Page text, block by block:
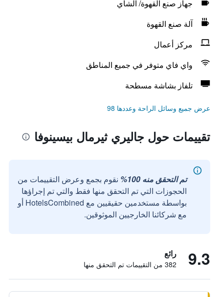
جهاز صنع القهوة/ الشاي
آلة صنع القهوة
مركز أعمال
واي فاي متوفر في جميع المناطق
تلفاز بشاشة مسطحة
عرض جميع وسائل الراحة وعددها 98
تقييمات حول جاليري ثيرمال بيسينوفا
تم التحقق منه 100%
نقوم بجمع وعرض التقييمات من
الحجوزات التي تم التحقق منها فقط والتي تم إجراؤها
بواسطة مستخدمين حقيقيين مع HotelsCombined أو
مع شركائنا الخارجيين الموثوقين.
9.3 رائع
382 من التقييمات تم التحقق منها